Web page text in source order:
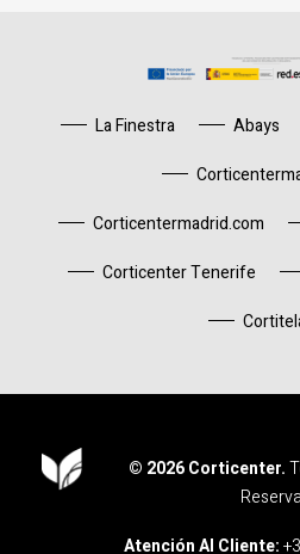
La Finestra Abays
Corticentermadrid.com
Corticenter Tenerife
© 2026 Corticenter.
Atención Al Cliente: